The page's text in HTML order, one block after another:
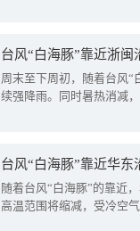
台风“白海豚”靠近浙
周末至下周初，随着台风“
续强降雨。同时暑热消减
台风“白海豚”靠近华
随着台风“白海豚”的靠近
高温范围将缩减，受冷空